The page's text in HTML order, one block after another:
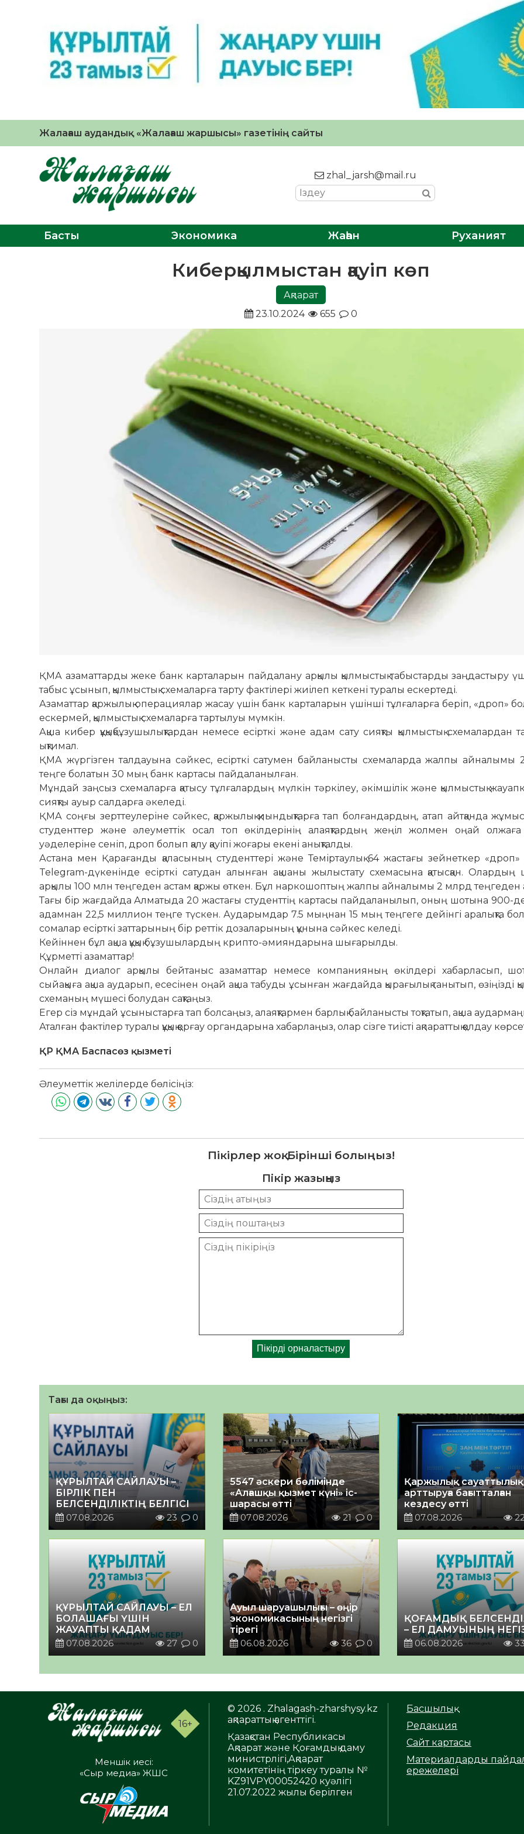
Жалағаш аудандық «Жалағаш жаршысы» газетінің сайты
zhal_jarsh@mail.ru
Басты Экономика Жаһан Руханият
Киберқылмыстан қауіп көп
Ақпарат
23.10.2024
655 0
ҚМА азаматтарды жеке банк карталарын пайдалану арқылы қылмыстық табыстарды заңдастыру
табыс ұсынып, қылмыстық схемаларға тарту фактілері жиілеп кеткені туралы ескертеді.
Азаматтар қаржылық операциялар жасау үшін банк карталарын үшінші тұлғаларға беріп, «дроп»
ескермей, қылмыстық схемаларға тартылуы мүмкін.
Ақша кибер құқықбұзушылықтардан немесе есірткі және адам сату сияқты қылмыстық схемалардан
ықтимал.
ҚМА жүргізген талдауына сәйкес, есірткі сатумен байланысты схемаларда жалпы айналымы
теңге болатын 30 мың банк картасы пайдаланылған.
Мұндай заңсыз схемаларға қатысу тұлғалардың мүлкін тәркілеу, әкімшілік және қылмыстық
сияқты ауыр салдарға әкеледі.
ҚМА соңғы зерттеулеріне сәйкес, қаржылық қиындықтарға тап болғандардың, атап айтқанда
студенттер және әлеуметтік осал топ өкілдерінің алаяқтардың жеңіл жолмен оңай
уәделеріне сеніп, дроп болып қалу қауіпі жоғары екені анықталды.
Астана мен Қарағанды қаласының студенттері және Теміртаулық 64 жастағы зейнеткер «дроп»
Telegram-дүкенінде есірткі сатудан алынған ақшаны жылыстату схемасына қатысқан. Олардың
арқылы 100 млн теңгеден астам қаржы өткен. Бұл наркошоптың жалпы айналымы 2 млрд теңгеден
Тағы бір жағдайда Алматыда 20 жастағы студенттің картасы пайдаланылып, оның шотына 900-
адамнан 22,5 миллион теңге түскен. Аударымдар 7.5 мыңнан 15 мың теңгеге дейінгі аралықта
сомалар есірткі заттарының бір реттік дозаларының құнына сәйкес келеді.
Кейіннен бұл ақша құқық бұзушылардың крипто-әмияндарына шығарылды.
Құрметті азаматтар!
Онлайн диалог арқылы бейтаныс азаматтар немесе компанияның өкілдері хабарласып,
сыйақыға ақша аударып, есесінен оңай ақша табуды ұсынған жағдайда қырағылық танытып, өзіңізді
схеманың мүшесі болудан сақтаңыз.
Егер сіз мұндай ұсыныстарға тап болсаңыз, алаяқтармен барлық байланысты тоқтатып, ақша
Аталған фактілер туралы құқық қорғау органдарына хабарлаңыз, олар сізге тиісті ақпараттық қолдау
ҚР ҚМА Баспасөз қызметі
Әлеуметтік желілерде бөлісіңіз:
Пікірлер жоқ. Бірінші болыңыз!
Пікір жазыңыз
Тағы да оқыңыз:
ҚҰРЫЛТАЙ САЙЛАУЫ –
БІРЛІК ПЕН
БЕЛСЕНДІЛІКТІҢ БЕЛГІСІ
07.08.2026
23 0
5547 әскери бөлімінде
«Алғашқы қызмет күні» іс-
шарасы өтті
07.08.2026
21 0
Қаржылық
арттыруға бағытталған
кездесу өтті
07.08.2026
ҚҰРЫЛТАЙ САЙЛАУЫ – ЕЛ
БОЛАШАҒЫ ҮШІН
ЖАУАПТЫ ҚАДАМ
07.08.2026
27 0
Ауыл шаруашылығы – өңір
экономикасының негізгі
тірегі
06.08.2026
36 0
ҚОҒАМДЫҚ
– ЕЛ ДАМУЫНЫҢ
06.08.2026
33
16+
Меншік иесі:
«Сыр медиа» ЖШС
© 2026 . Zhalagash-zharshysy.kz
ақпараттық агенттігі.
Қазақстан Республикасы
Ақпарат және Қоғамдық даму
министрлігі,Ақпарат
комитетінің тіркеу туралы №
KZ91VPY00052420 куәлігі
21.07.2022 жылы берілген
Басшылық
Редакция
Сайт картасы
Материалдарды
ережелері